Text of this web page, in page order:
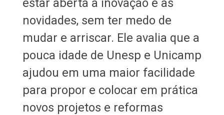
estar aberta à inovação e às
novidades, sem ter medo de
mudar e arriscar. Ele avalia que a
pouca idade de Unesp e Unicamp
ajudou em uma maior facilidade
para propor e colocar em prática
novos projetos e reformas